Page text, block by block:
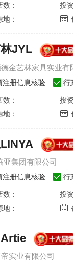
数：
投
地：
JYL
德金艺林家具实业有
注册信息核验 行
数：
投
地：
亚集团有限公司
注册信息核验 行
数：
投
地：
实业有限公司
有限
了解
-北京世纪百强家具有限
-佛山市丽星家具实业有
-河北登峰家具有限公司
-香港皇朝家私集团
-美克国际家居用品股份
-四川双兴叶家具有限公司
-广东联邦家私集团有限
-北京曲美馨家商业有限
2023北
门网专